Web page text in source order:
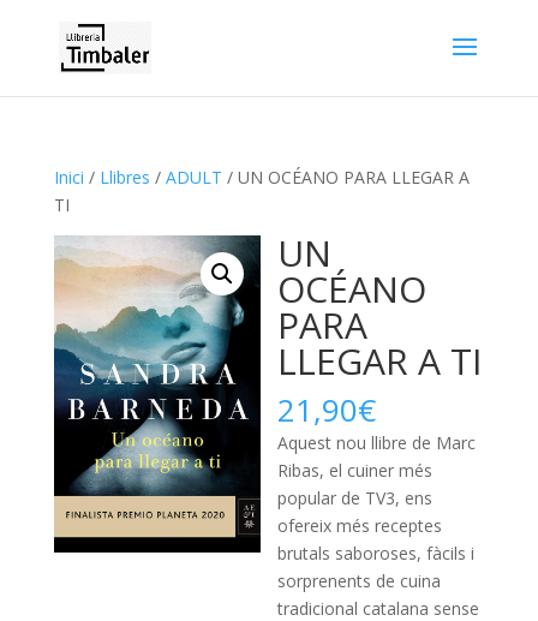
Inici / Llibres / ADULT / UN OCÉANO PARA LLEGAR A
TI
UN
OCÉANO
PARA
LLEGAR A TI
21,90€
Aquest nou llibre de Marc
Ribas, el cuiner més
popular de TV3, ens
ofereix més receptes
brutals saboroses, fàcils i
sorprenents de cuina
tradicional catalana sense